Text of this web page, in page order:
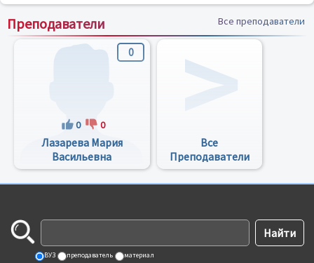
Преподаватели Все преподаватели
0
0 0
Лазарева Мария
Васильевна
Все
Преподаватели
ВУЗ преподаватель материал